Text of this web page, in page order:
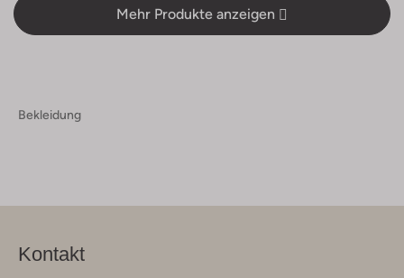
Mehr Produkte anzeigen
Bekleidung
Kontakt